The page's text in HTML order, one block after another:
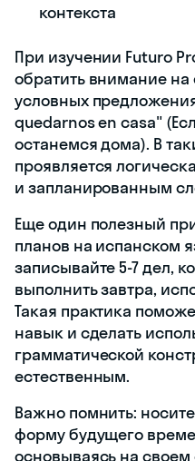
контекста
При изучении Futuro
обратить внимание на
условных
quedarnos en casa"
останемся дома). В
проявляется
и запланированным
Еще один полезный
планов на испанском
записывайте 5-7 дел,
выполнить завтра,
Такая практика
навык и сделать
грамматической
естественным.
Важно помнить:
форму будущего
основываясь на